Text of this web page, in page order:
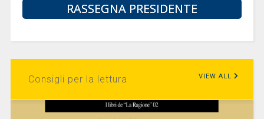
RASSEGNA PRESIDENTE
Consigli per la lettura VIEW ALL